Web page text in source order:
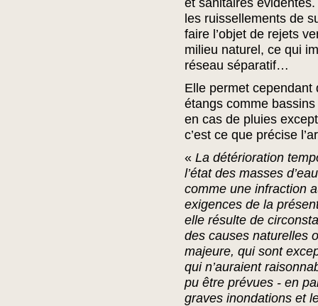
et sanitaires
les ruissellements de
faire l’objet de rejets
milieu naturel, ce qui
réseau séparatif…
Elle permet cependant
étangs comme bassins
en cas de pluies
c’est ce que précise
« La détérioration
l’état des masses
comme une infraction
exigences de la
elle résulte de
des causes naturelles
majeure, qui sont
qui n’auraient
pu être prévues - en
graves inondations et